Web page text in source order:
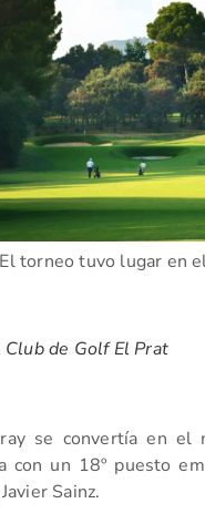
El torneo tuvo lugar en
Club de Golf El Prat
se convertía en el
con un 18º puesto
Sainz.